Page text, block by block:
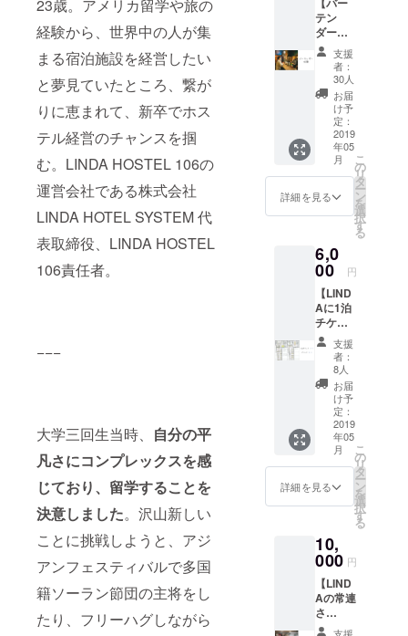
23歳。アメリカ留学や旅の
経験から、世界中の人が集
まる宿泊施設を経営したい
と夢見ていたところ、繋が
りに恵まれて、新卒でホス
テル経営のチャンスを掴
む。LINDA HOSTEL 106の
運営会社である株式会社
LINDA HOTEL SYSTEM 代
表取締役、LINDA HOSTEL
106責任者。
−−−
大学三回生当時、 自分の平
凡さにコンプレックスを感
じており、留学することを
決意しました。沢山新しい
ことに挑戦しようと、アジ
アンフェスティバルで多国
籍ソーラン節団の主将をし
たり、フリーハグしながら
ません
援者様
都合で
参加で
きなく
なった
場合の
返金は
対応出
来かね
ます。
万が
一、こ
ちらの
都合で
は、別
日に改
めて開
催致し
ます。
（その
際に参
加出来
ない場
合、他
のリ
ターン
と交換
させて
いただ
きま
す）
テン
ダー体
験、飲
み放題
き！】
※ 一緒
にカウ
ンター
に立
ち、お
酒をつ
くり、
お客さ
んと話
ケット
です ※
有効期
限1年
（2019/
05/01 -
2020/04
/30） ※
期間内
に2回立
てます
※ 交通
費は含
まれて
おりま
せん
支援
者：
30人
お届
け予
定：
2019
年05
月
詳細を見る
こ
の
リ
タ
ー
ン
を
選
択
す
る
6,0
00 円
【LIND
Aに1泊
チケッ
ト3枚、
ドリン
クチ
ケット5
枚！】
※ 有効
期限1年
（2019/
05/01 -
2020/04
/30） ※
友人・
知人な
ケット
の受け
渡し可
能 ※ ド
リンク
チケッ
トの該
支援
者：
8人
お届
け予
定：
2019
年05
月
詳細を見る
こ
の
リ
タ
ー
ン
を
選
択
す
る
10,
000 円
【LIND
Aの常連
さ
ん！】